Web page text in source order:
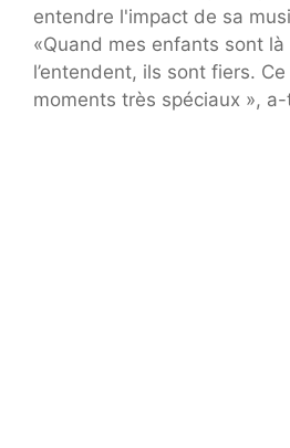
entendre l'impact de sa
«Quand mes enfants sont
l’entendent, ils sont fiers.
moments très spéciaux »,